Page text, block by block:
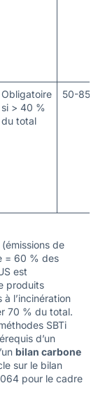
Obligatoire
si > 40 %
du total
50-85 %
de
= 60 % des
est
produits
l’incinération
70 % du total.
SBTi
d’un
bilan carbone
sur le bilan
pour le cadre